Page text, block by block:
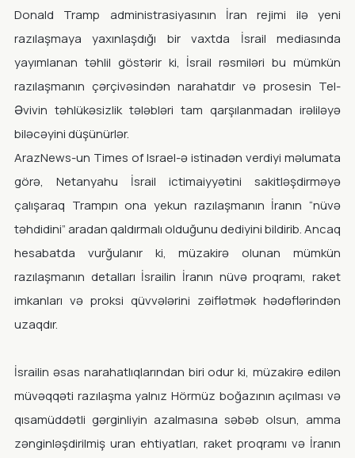
Donald Tramp administrasiyasının İran rejimi ilə yeni
razılaşmaya yaxınlaşdığı bir vaxtda İsrail mediasında
yayımlanan təhlil göstərir ki, İsrail rəsmiləri bu mümkün
razılaşmanın çərçivəsindən narahatdır və prosesin Tel-
Əvivin təhlükəsizlik tələbləri tam qarşılanmadan irəliləyə
biləcəyini düşünürlər.
ArazNews-un Times of Israel-ə istinadən verdiyi məlumata
görə, Netanyahu İsrail ictimaiyyətini sakitləşdirməyə
çalışaraq Trampın ona yekun razılaşmanın İranın “nüvə
təhdidini” aradan qaldırmalı olduğunu dediyini bildirib. Ancaq
hesabatda vurğulanır ki, müzakirə olunan mümkün
razılaşmanın detalları İsrailin İranın nüvə proqramı, raket
imkanları və proksi qüvvələrini zəiflətmək hədəflərindən
uzaqdır.
İsrailin əsas narahatlıqlarından biri odur ki, müzakirə edilən
müvəqqəti razılaşma yalnız Hörmüz boğazının açılması və
qısamüddətli gərginliyin azalmasına səbəb olsun, amma
zənginləşdirilmiş uran ehtiyatları, raket proqramı və İranın